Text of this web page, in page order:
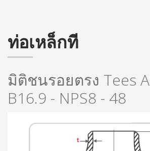
ท่อเหล็กที
มิติชนรอยตรง Tees
B16.9 - NPS8 - 48